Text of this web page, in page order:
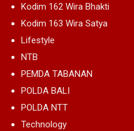
Kodim 162 Wira Bhakti
Kodim 163 Wira Satya
Lifestyle
NTB
PEMDA TABANAN
POLDA BALI
POLDA NTT
Technology